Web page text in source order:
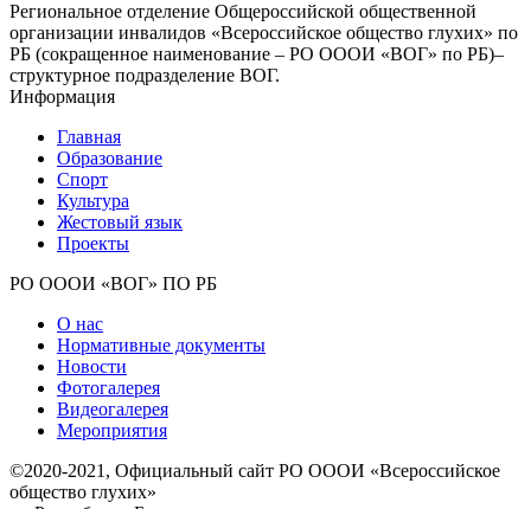
Региональное отделение Общероссийской общественной
организации инвалидов «Всероссийское общество глухих» по
РБ (сокращенное наименование – РО ОООИ «ВОГ» по РБ)–
структурное подразделение ВОГ.
Информация
Главная
Образование
Спорт
Культура
Жестовый язык
Проекты
РО ОООИ «ВОГ» ПО РБ
О нас
Нормативные документы
Новости
Фотогалерея
Видеогалерея
Мероприятия
©2020-2021, Официальный сайт РО ОООИ «Всероссийское
общество глухих»